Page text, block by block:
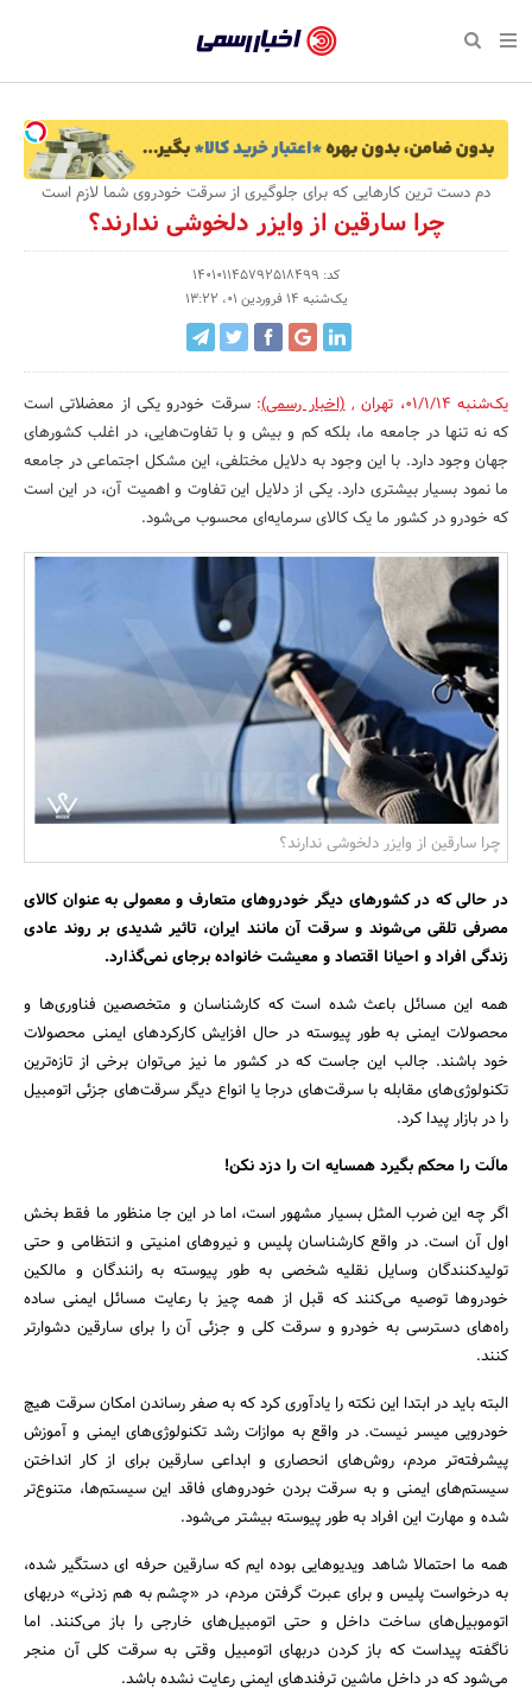
رسمی
-
اخبار
تایید
شده
شرکت‌ها،
سازمان‌ها
و
روابط
عمومی‌ها
بازگشت
صفحه نخست پایگاه خبری صفحه نخست اقتصادی
تجارت و بازار
کارآفرینی و استارتاپ
نفت، انرژی و صنایع
کسب و کار و خرده فروشی
صنایع غذایی و کشاورزی
کار و استخدام
بانک، بیمه و سرمایه
اجتماعی
صفحه نخست اجتماعی
علم و آموزش
بهداشت و درمان
شهر و جامعه
محیط زیست
تبلیغات و روابط عمومی
صفحه نخست فرهنگی
نشریات و کتاب
سینما و تئاتر
صنایع دستی
صفحه نخست ورزش
تازه‌های ورزش
مکان‌های ورزشی
تجهیزات ورزشی
صفحه نخست سبک زندگی
سلامت و زیبایی
روانشناسی و موفقیت
مد و لباس
رویداد
صفحه نخست رویداد
حراج و تخفیف
جشنواره، نمایشگاه و
مسابقه و فراخوان
جستجو
دم دست ترین کارهایی که برای جلوگیری از سرقت خودروی شما لازم است
چرا سارقین از وایزر دلخوشی ندارند؟
کد: 140101145792518499
یک‌شنبه 14 فروردین 01، 13:22
یک‌شنبه 01/1/14 ، تهران ,(اخبار رسمی):سرقت خودرو یکی از معضلاتی است
که نه تنها در جامعه ما، بلکه کم و بیش و با تفاوت‌هایی، در اغلب کشورهای
جهان وجود دارد. با این وجود به دلایل مختلفی، این مشکل اجتماعی در جامعه
ما نمود بسیار بیشتری دارد. یکی از دلایل این تفاوت و اهمیت آن، در این است
که خودرو در کشور ما یک کالای سرمایه‌ای محسوب می‌شود.
چرا سارقین از وایزر دلخوشی ندارند؟
در حالی که در کشورهای دیگر خودروهای متعارف و معمولی به عنوان کالای
مصرفی تلقی می‌شوند و سرقت آن مانند ایران، تاثیر شدیدی بر روند عادی
زندگی افراد و احیانا اقتصاد و معیشت خانواده برجای نمی‌گذارد.
همه این مسائل باعث شده است که کارشناسان و متخصصین فناوری‌ها و
محصولات ایمنی به طور پیوسته در حال افزایش کارکرد‌های ایمنی محصولات
خود باشند. جالب این جاست که در کشور ما نیز می‌توان برخی از تازه‌ترین
تکنولوژی‌های مقابله با سرقت‌های درجا یا انواع دیگر سرقت‌های جزئی اتومبیل
را در بازار پیدا کرد.
مالَت را محکم بگیرد همسایه ات را دزد نکن!
اگر چه این ضرب المثل بسیار مشهور است، اما در این جا منظور ما فقط بخش
اول آن است. در واقع کارشناسان پلیس و نیروهای امنیتی و انتظامی ‌و حتی
تولیدکنندگان وسایل نقلیه شخصی به طور پیوسته به رانندگان و مالکین
خودروها توصیه می‌کنند که قبل از همه چیز با رعایت مسائل ایمنی ساده
راه‌های دسترسی به خودرو و سرقت کلی و جزئی آن را برای سارقین دشوارتر
کنند.
البته باید در ابتدا این نکته را یادآوری کرد که به صفر رساندن امکان سرقت هیچ
خودرویی میسر نیست. در واقع به موازات رشد تکنولوژی‌های ایمنی و آموزش
پیشرفته‌تر مردم، روش‌های انحصاری و ابداعی سارقین برای از کار انداختن
سیستم‌های ایمنی و به سرقت بردن خودروهای فاقد این سیستم‌ها، متنوع‌تر
شده و مهارت این افراد به طور پیوسته بیشتر می‌شود.
همه ما احتمالا شاهد ویدیوهایی بوده ایم که سارقین حرفه ای دستگیر شده،
به درخواست پلیس و برای عبرت گرفتن مردم، در «چشم به هم زدنی» دربهای
اتوموبیل‌های ساخت داخل و حتی اتومبیل‌های خارجی را باز می‌کنند. اما
ناگفته پیداست که باز کردن دربهای اتومبیل وقتی به سرقت کلی آن منجر
می‌شود که در داخل ماشین ترفند‌های ایمنی رعایت نشده باشد.